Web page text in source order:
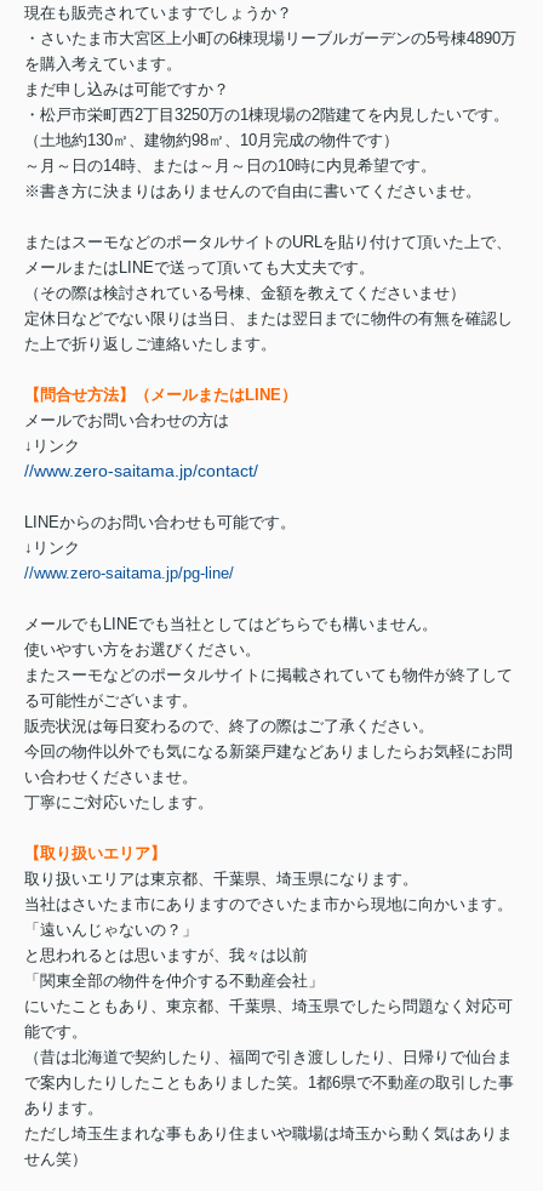
現在も販売されていますでしょうか？
・さいたま市大宮区上小町の6棟現場リーブルガーデンの5号棟4890万
を購入考えています。
まだ申し込みは可能ですか？
・松戸市栄町西2丁目3250万の1棟現場の2階建てを内見したいです。
（土地約130㎡、建物約98㎡、10月完成の物件です）
～月～日の14時、または～月～日の10時に内見希望です。
※書き方に決まりはありませんので自由に書いてくださいませ。
またはスーモなどのポータルサイトのURLを貼り付けて頂いた上で、
メールまたはLINEで送って頂いても大丈夫です。
（その際は検討されている号棟、金額を教えてくださいませ）
定休日などでない限りは当日、または翌日までに物件の有無を確認し
た上で折り返しご連絡いたします。
【問合せ方法】（メールまたはLINE）
メールでお問い合わせの方は
↓リンク
//www.zero-saitama.jp/contact/
LINEからのお問い合わせも可能です。
↓リンク
//www.zero-saitama.jp/pg-line/
メールでもLINEでも当社としてはどちらでも構いません。
使いやすい方をお選びください。
またスーモなどのポータルサイトに掲載されていても物件が終了して
る可能性がございます。
販売状況は毎日変わるので、終了の際はご了承ください。
今回の物件以外でも気になる新築戸建などありましたらお気軽にお問
い合わせくださいませ。
丁寧にご対応いたします。
【取り扱いエリア】
取り扱いエリアは東京都、千葉県、埼玉県になります。
当社はさいたま市にありますのでさいたま市から現地に向かいます。
「遠いんじゃないの？」
と思われるとは思いますが、我々は以前
「関東全部の物件を仲介する不動産会社」
にいたこともあり、東京都、千葉県、埼玉県でしたら問題なく対応可
能です。
（昔は北海道で契約したり、福岡で引き渡ししたり、日帰りで仙台ま
で案内したりしたこともありました笑。1都6県で不動産の取引した事
あります。
ただし埼玉生まれな事もあり住まいや職場は埼玉から動く気はありま
せん笑）